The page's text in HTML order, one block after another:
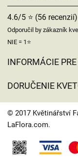
4.6/5 ⭐ (56 recenzií)
Odporučil by zákazník
NIE = 1⭐
INFORMÁCIE
Časy doručenia
DORUČENIE
Poplatky za
Kam doručujeme
Kontaktujte nás
© 2017 Květinářství
LaFlora.com.